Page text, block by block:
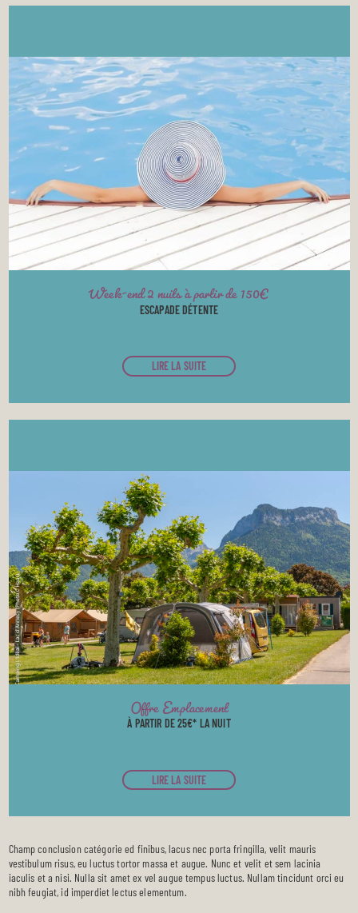
Week-end 2 nuits à partir de 150€
ESCAPADE DÉTENTE
LIRE LA SUITE
Offre Emplacement
À PARTIR DE 25€* LA NUIT
LIRE LA SUITE
Champ conclusion catégorie ed finibus, lacus nec porta fringilla, velit mauris
vestibulum risus, eu luctus tortor massa et augue. Nunc et velit et sem lacinia
iaculis et a nisi. Nulla sit amet ex vel augue tempus luctus. Nullam tincidunt orci eu
nibh feugiat, id imperdiet lectus elementum.